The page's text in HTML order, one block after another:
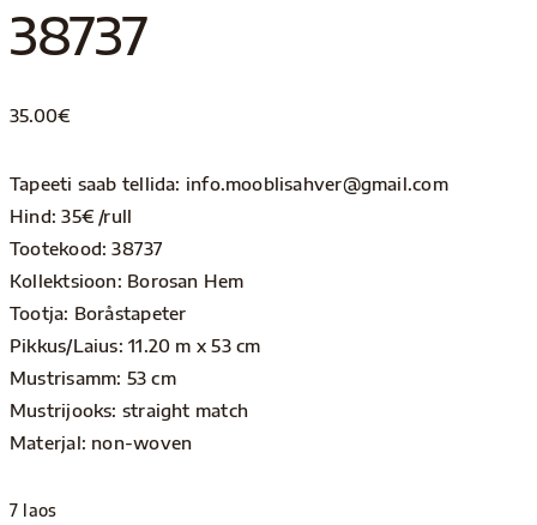
38737
35.00€
Tapeeti saab tellida: info.mooblisahver@gmail.com
Hind: 35€ /rull
Tootekood: 38737
Kollektsioon: Borosan Hem
Tootja: Boråstapeter
Pikkus/Laius: 11.20 m x 53 cm
Mustrisamm: 53 cm
Mustrijooks: straight match
Materjal: non-woven
7 laos